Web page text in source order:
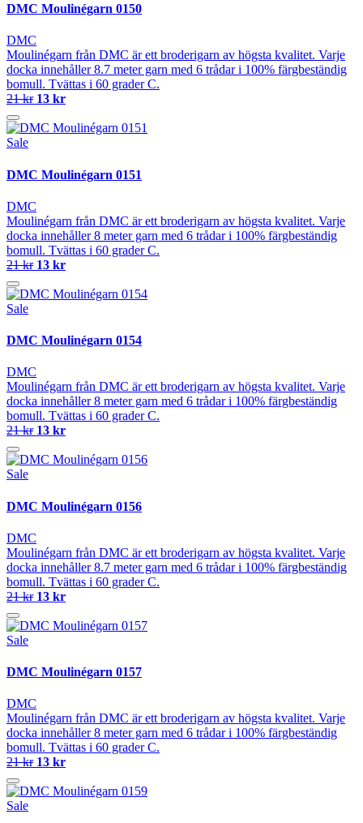
DMC Moulinégarn 0150
DMC
Moulinégarn från DMC är ett broderigarn av högsta kvalitet. Varje
docka innehåller 8.7 meter garn med 6 trådar i 100% färgbeständig
bomull. Tvättas i 60 grader C.
21 kr 13 kr
Sale
DMC Moulinégarn 0151
DMC
Moulinégarn från DMC är ett broderigarn av högsta kvalitet. Varje
docka innehåller 8 meter garn med 6 trådar i 100% färgbeständig
bomull. Tvättas i 60 grader C.
21 kr 13 kr
Sale
DMC Moulinégarn 0154
DMC
Moulinégarn från DMC är ett broderigarn av högsta kvalitet. Varje
docka innehåller 8 meter garn med 6 trådar i 100% färgbeständig
bomull. Tvättas i 60 grader C.
21 kr 13 kr
Sale
DMC Moulinégarn 0156
DMC
Moulinégarn från DMC är ett broderigarn av högsta kvalitet. Varje
docka innehåller 8.7 meter garn med 6 trådar i 100% färgbeständig
bomull. Tvättas i 60 grader C.
21 kr 13 kr
Sale
DMC Moulinégarn 0157
DMC
Moulinégarn från DMC är ett broderigarn av högsta kvalitet. Varje
docka innehåller 8 meter garn med 6 trådar i 100% färgbeständig
bomull. Tvättas i 60 grader C.
21 kr 13 kr
Sale